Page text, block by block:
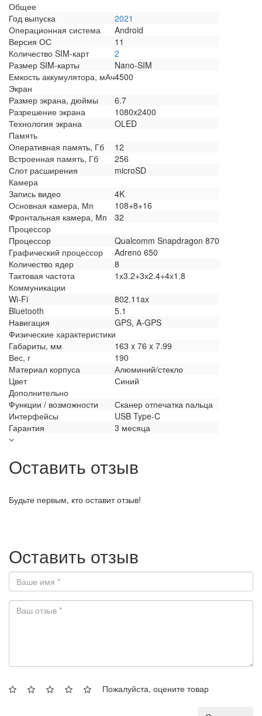
Общее
Год выпуска
2021
Операционная система
Android
Версия ОС
11
Количество SIM-карт
2
Размер SIM-карты
Nano-SIM
Емкость аккумулятора, мАч4500
Экран
Размер экрана, дюймы
6.7
Разрешение экрана
1080x2400
Технология экрана
OLED
Память
Оперативная память, Гб
12
Встроенная память, Гб
256
Слот расширения
microSD
Камера
Запись видео
4K
Основная камера, Мп
108+8+16
Фронтальная камера, Мп
32
Процессор
Процессор
Qualcomm Snapdragon 870
Графический процессор
Adreno 650
Количество ядер
8
Тактовая частота
1х3.2+3х2.4+4х1.8
Коммуникации
Wi-Fi
802.11ax
Bluetooth
5.1
Навигация
GPS, A-GPS
Физические характеристики
Габариты, мм
163 x 76 x 7.99
Вес, г
190
Материал корпуса
Алюминий/стекло
Цвет
Синий
Дополнительно
Функции / возможности
Сканер отпечатка пальца
Интерфейсы
USB Type-C
Гарантия
3 месяца
Оставить отзыв
Будьте первым, кто оставит отзыв!
Оставить отзыв
Пожалуйста, оцените товар